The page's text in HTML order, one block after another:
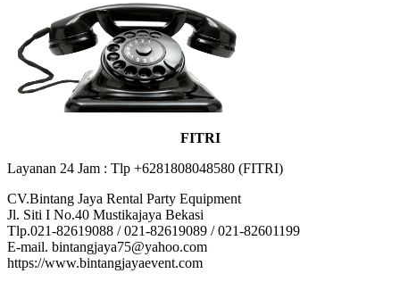
FITRI
Layanan 24 Jam : Tlp +6281808048580 (FITRI)
CV.Bintang Jaya Rental Party Equipment
Jl. Siti I No.40 Mustikajaya Bekasi
Tlp.021-82619088 / 021-82619089 / 021-82601199
E-mail. bintangjaya75@yahoo.com
https://www.bintangjayaevent.com